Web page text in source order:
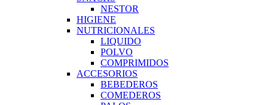
NESTOR
HIGIENE
NUTRICIONALES
LIQUIDO
POLVO
COMPRIMIDOS
ACCESORIOS
BEBEDEROS
COMEDEROS